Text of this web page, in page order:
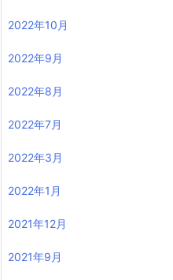
2022年10月
2022年9月
2022年8月
2022年7月
2022年3月
2022年1月
2021年12月
2021年9月